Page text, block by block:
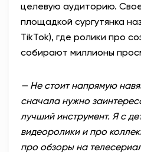
целевую аудиторию.
площадкой сургутянка
TikTok), где ролики про
собирают миллионы
— Не стоит напрямую
сначала нужно
лучший инструмент. Я с
видеоролики и про
про обзоры на